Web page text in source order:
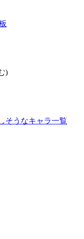
)
そうなキャラ一覧